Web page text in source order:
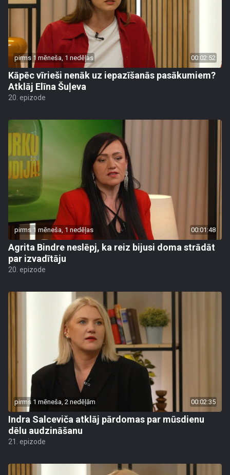
pirms 1 mēneša, 1 nedēļas 00:02:52
Kāpēc vīrieši nenāk uz iepazīšanās pasākumiem?
Atklāj Elīna Šuļeva
20. epizode
pirms 1 mēneša, 1 nedēļas 00:01:48
Agrita Bindre neslēpj, ka reiz bijusi doma strādāt
par izvadītāju
20. epizode
pirms 1 mēneša, 2 nedēļām 00:02:35
Indra Salceviča atklāj pārdomas par mūsdienu
dēlu audzināšanu
21. epizode